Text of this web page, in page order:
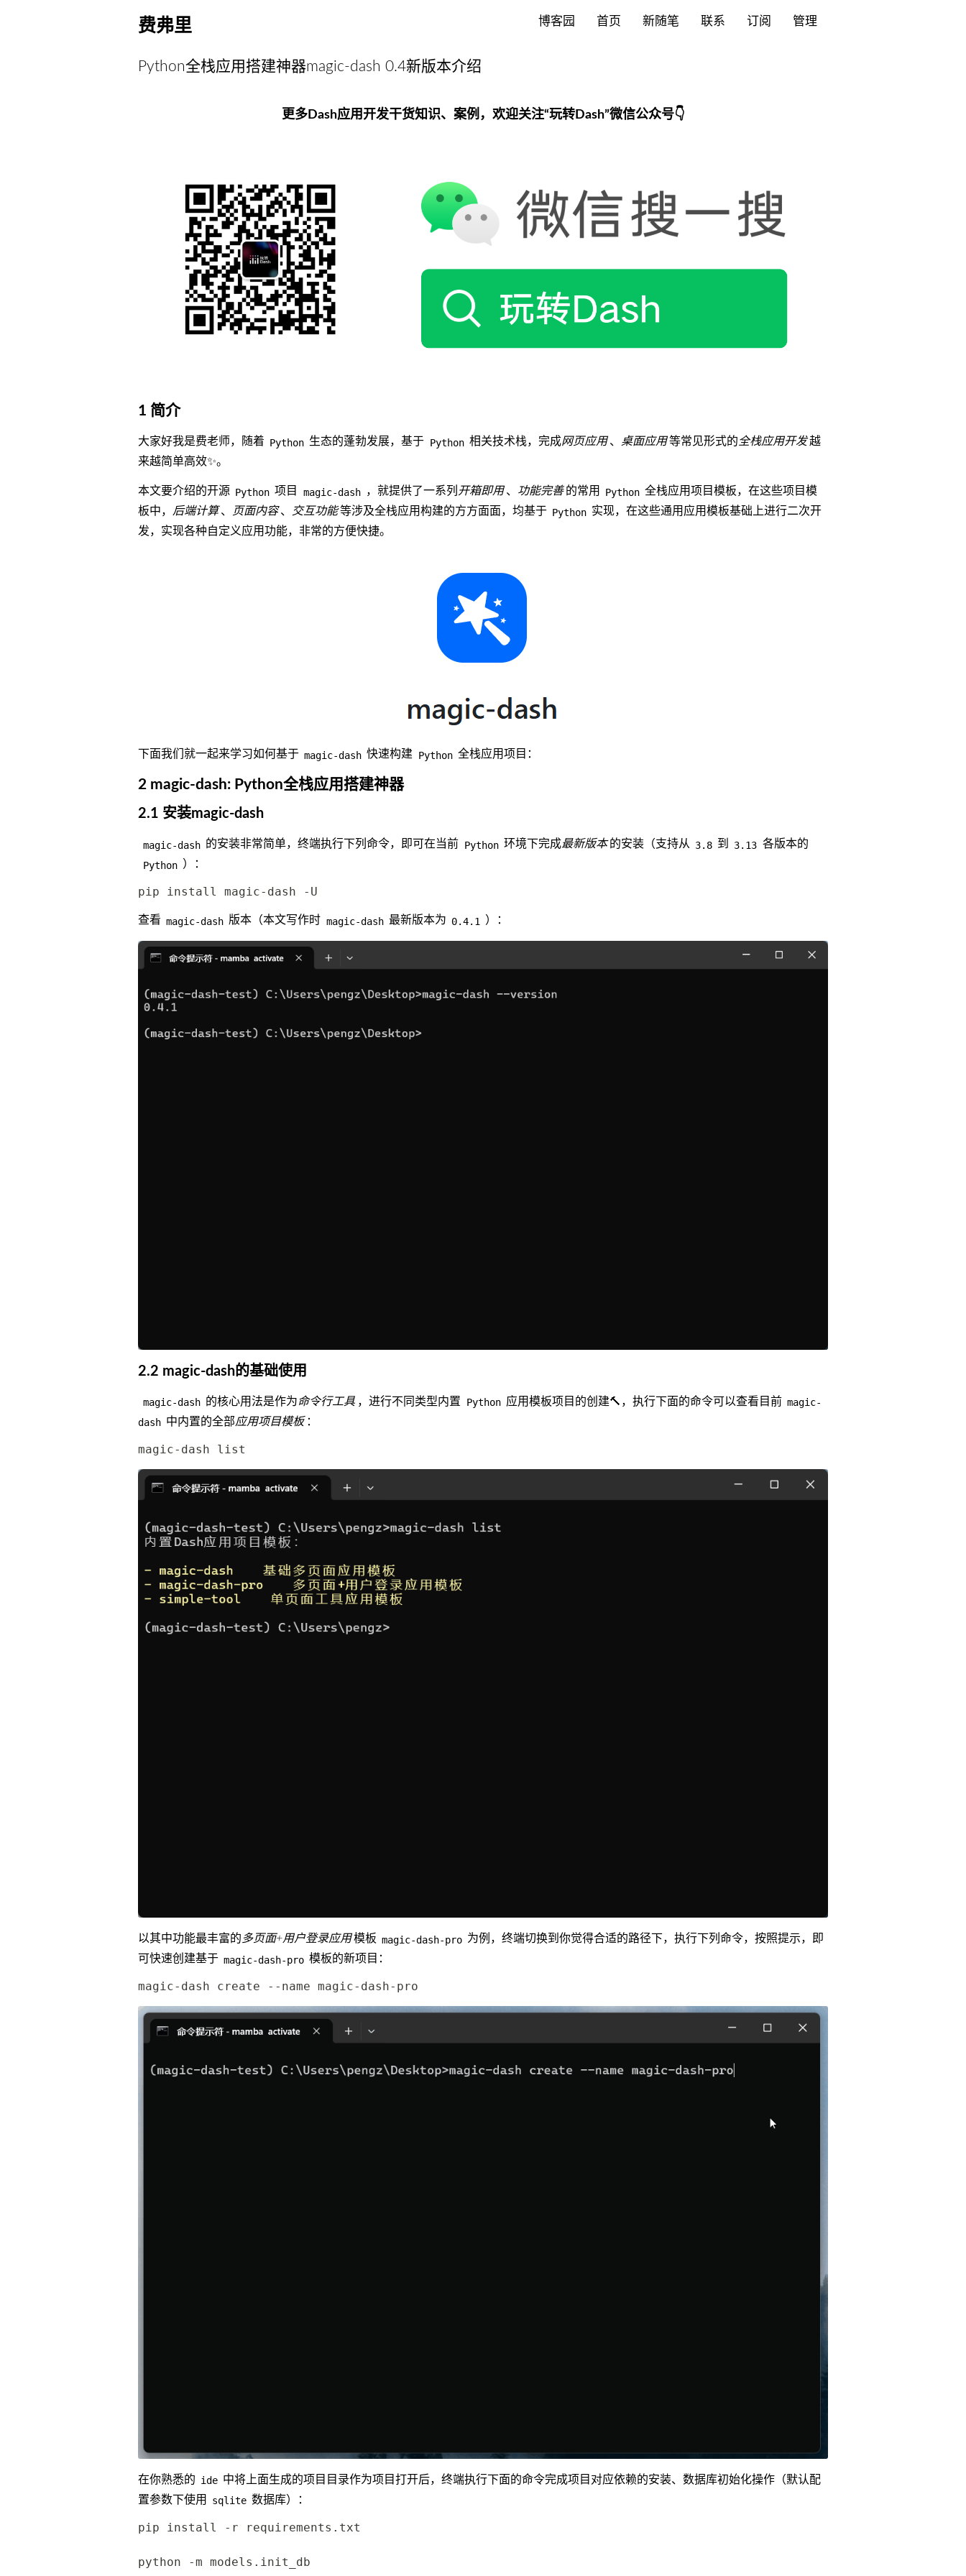
费弗里 博客园 首页 新随笔 联系 订阅 管理
Python全栈应用搭建神器magic-dash 0.4新版本介绍
更多Dash应用开发干货知识、案例，欢迎关注“玩转Dash”微信公众号👇
1 简介
大家好我是费老师，随着 Python 生态的蓬勃发展，基于 Python 相关技术栈，完成网页应用 、 桌面应用 等常见形式的全栈应用开发 越
来越简单高效✨。
本文要介绍的开源 Python 项目 magic-dash ，就提供了一系列 开箱即用 、 功能完善 的常用 Python 全栈应用项目模板，在这些项目模
板中， 后端计算 、 页面内容 、 交互功能等涉及全栈应用构建的方方面面，均基于 Python 实现，在这些通用应用模板基础上进行二次开
发，实现各种自定义应用功能，非常的方便快捷。
下面我们就一起来学习如何基于 magic-dash 快速构建 Python 全栈应用项目：
2 magic-dash: Python全栈应用搭建神器
2.1 安装magic-dash
magic-dash 的安装非常简单，终端执行下列命令，即可在当前 Python 环境下完成最新版本 的安装（支持从 3.8 到 3.13 各版本的
Python ）：
查看 magic-dash 版本（本文写作时 magic-dash 最新版本为 0.4.1 ）：
2.2 magic-dash的基础使用
magic-dash 的核心用法是作为命令行工具 ，进行不同类型内置 Python 应用模板项目的创建🔨，执行下面的命令可以查看目前 magic-
dash 中内置的全部应用项目模板 ：
以其中功能最丰富的 多页面+用户登录应用模板 magic-dash-pro 为例，终端切换到你觉得合适的路径下，执行下列命令，按照提示，即
可快速创建基于 magic-dash-pro 模板的新项目：
在你熟悉的 ide 中将上面生成的项目目录作为项目打开后，终端执行下面的命令完成项目对应依赖的安装、数据库初始化操作（默认配
置参数下使用
sqlite 数据库）：
pip install -r requirements.txt